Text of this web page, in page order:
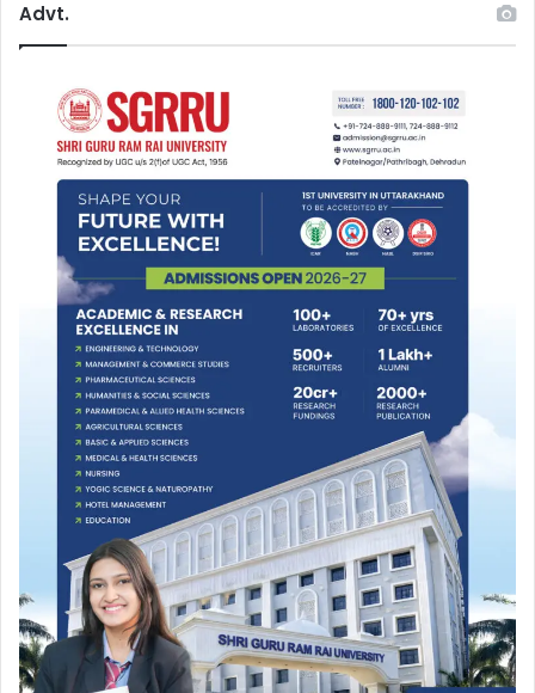
Advt.